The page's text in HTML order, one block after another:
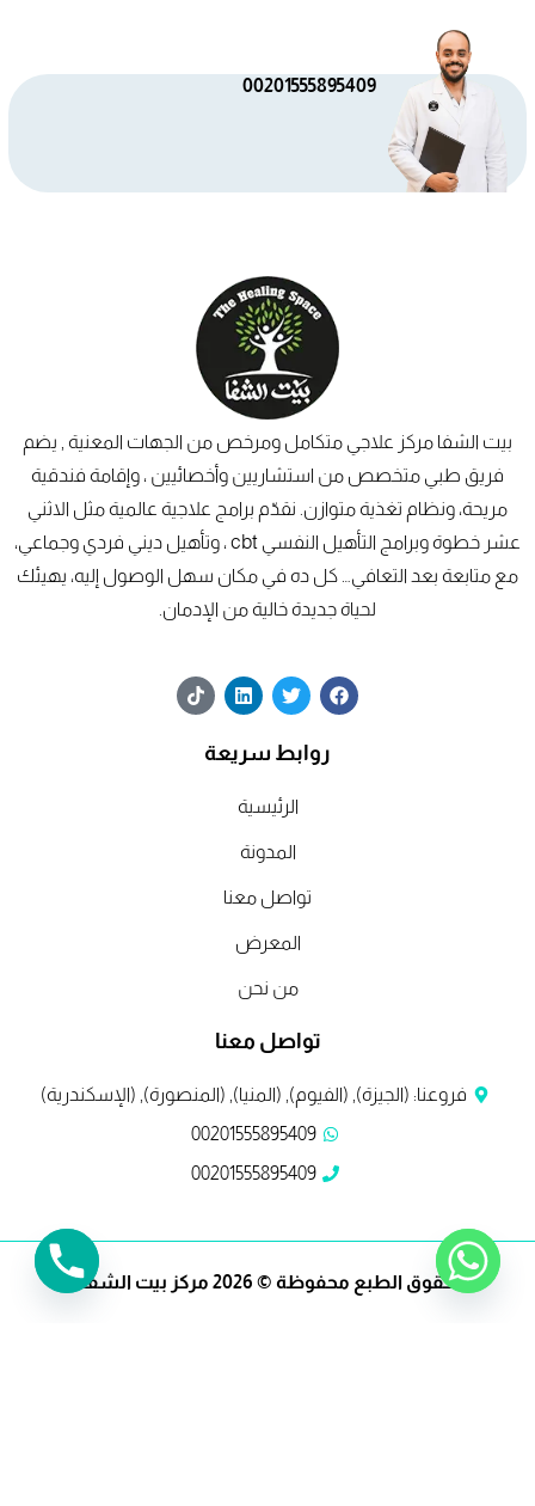
00201555895409
بيت الشفا مركز علاجي متكامل ومرخص من الجهات المعنية , يضم
فريق طبي متخصص من استشاريين وأخصائيين ، وإقامة فندقية
مريحة، ونظام تغذية متوازن. نقدّم برامج علاجية عالمية مثل الاثني
عشر خطوة وبرامج التأهيل النفسي cbt ، وتأهيل ديني فردي وجماعي،
مع متابعة بعد التعافي… كل ده في مكان سهل الوصول إليه، يهيئك
لحياة جديدة خالية من الإدمان.
F
a
T
w
t
r
L
i
k
e
i
T
i
روابط سريعة
الرئيسية
المدونة
تواصل معنا
المعرض
من نحن
تواصل معنا
فروعنا: (الجيزة), (الفيوم), (المنيا), (المنصورة), (الإسكندرية)
00201555895409
00201555895409
حقوق الطبع محفوظة © 2026 مركز بيت الشفا